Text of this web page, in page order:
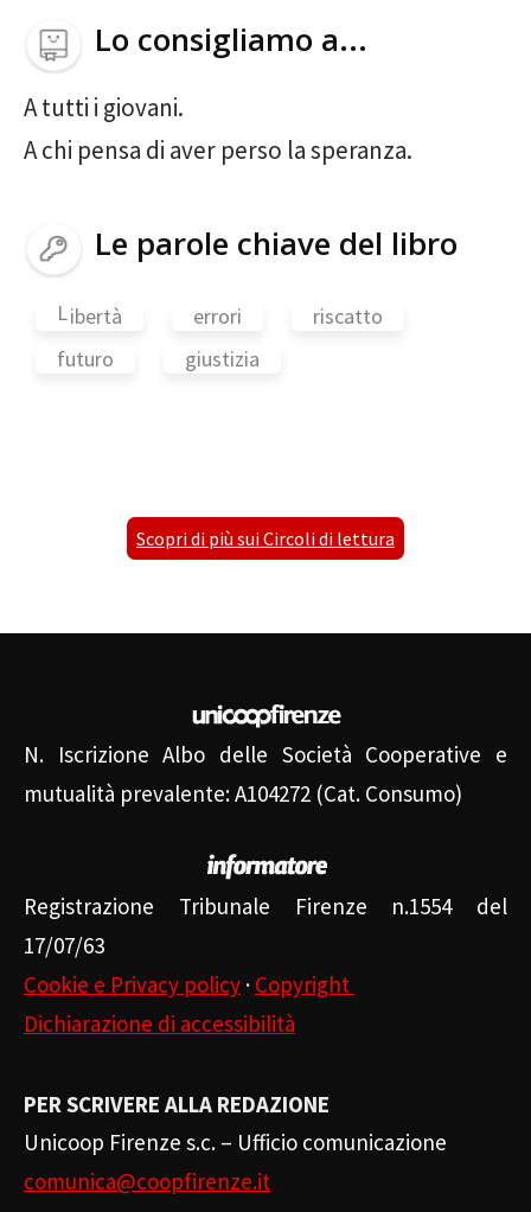
Lo consigliamo a...
A tutti i giovani.
A chi pensa di aver perso la speranza.
Le parole chiave del libro
Libertà errori
riscatto
futuro
giustizia
Scopri di più sui Circoli di lettura
N. Iscrizione Albo delle Società Cooperative e
mutualità prevalente: A104272 (Cat. Consumo)
Registrazione Tribunale Firenze n.1554 del
17/07/63
Cookie e Privacy policy · Copyright
Dichiarazione di accessibilità
PER SCRIVERE ALLA REDAZIONE
Unicoop Firenze s.c. – Ufficio comunicazione
comunica@coopfirenze.it